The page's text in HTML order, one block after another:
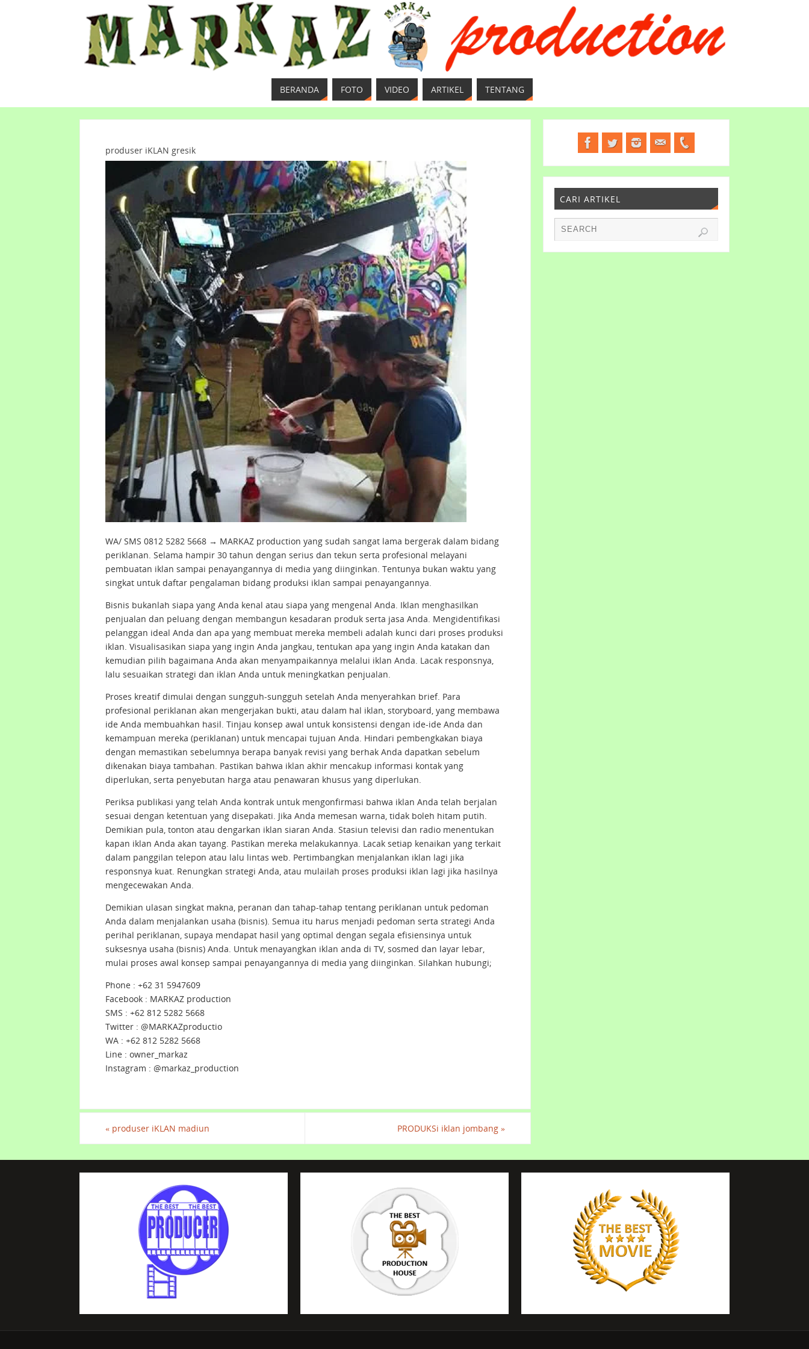
BERANDA FOTO VIDEO ARTIKEL TENTANG
produser iKLAN gresik
WA/ SMS 0812 5282 5668 → MARKAZ production yang sudah sangat lama bergerak dalam bidang
periklanan. Selama hampir 30 tahun dengan serius dan tekun serta profesional melayani
pembuatan iklan sampai penayangannya di media yang diinginkan. Tentunya bukan waktu yang
singkat untuk daftar pengalaman bidang produksi iklan sampai penayangannya.
Bisnis bukanlah siapa yang Anda kenal atau siapa yang mengenal Anda. Iklan menghasilkan
penjualan dan peluang dengan membangun kesadaran produk serta jasa Anda. Mengidentifikasi
pelanggan ideal Anda dan apa yang membuat mereka membeli adalah kunci dari proses produksi
iklan. Visualisasikan siapa yang ingin Anda jangkau, tentukan apa yang ingin Anda katakan dan
kemudian pilih bagaimana Anda akan menyampaikannya melalui iklan Anda. Lacak responsnya,
lalu sesuaikan strategi dan iklan Anda untuk meningkatkan penjualan.
Proses kreatif dimulai dengan sungguh-sungguh setelah Anda menyerahkan brief. Para
profesional periklanan akan mengerjakan bukti, atau dalam hal iklan, storyboard, yang membawa
ide Anda membuahkan hasil. Tinjau konsep awal untuk konsistensi dengan ide-ide Anda dan
kemampuan mereka (periklanan) untuk mencapai tujuan Anda. Hindari pembengkakan biaya
dengan memastikan sebelumnya berapa banyak revisi yang berhak Anda dapatkan sebelum
dikenakan biaya tambahan. Pastikan bahwa iklan akhir mencakup informasi kontak yang
diperlukan, serta penyebutan harga atau penawaran khusus yang diperlukan.
Periksa publikasi yang telah Anda kontrak untuk mengonfirmasi bahwa iklan Anda telah berjalan
sesuai dengan ketentuan yang disepakati. Jika Anda memesan warna, tidak boleh hitam putih.
Demikian pula, tonton atau dengarkan iklan siaran Anda. Stasiun televisi dan radio menentukan
kapan iklan Anda akan tayang. Pastikan mereka melakukannya. Lacak setiap kenaikan yang terkait
dalam panggilan telepon atau lalu lintas web. Pertimbangkan menjalankan iklan lagi jika
responsnya kuat. Renungkan strategi Anda, atau mulailah proses produksi iklan lagi jika hasilnya
mengecewakan Anda.
Demikian ulasan singkat makna, peranan dan tahap-tahap tentang periklanan untuk pedoman
Anda dalam menjalankan usaha (bisnis). Semua itu harus menjadi pedoman serta strategi Anda
perihal periklanan, supaya mendapat hasil yang optimal dengan segala efisiensinya untuk
suksesnya usaha (bisnis) Anda. Untuk menayangkan iklan anda di TV, sosmed dan layar lebar,
mulai proses awal konsep sampai penayangannya di media yang diinginkan. Silahkan hubungi;
Phone : +62 31 5947609
Facebook : MARKAZ production
SMS : +62 812 5282 5668
Twitter : @MARKAZproductio
WA : +62 812 5282 5668
Line : owner_markaz
Instagram : @markaz_production
« produser iKLAN madiun PRODUKSi iklan jombang »
CARI ARTIKEL